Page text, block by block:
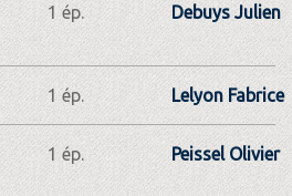
1 ép. Debuys Julien
1 ép. Lelyon Fabrice
1 ép. Peissel Olivier